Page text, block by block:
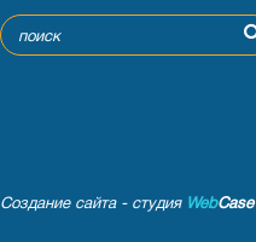
Создание сайта - студия WebCase